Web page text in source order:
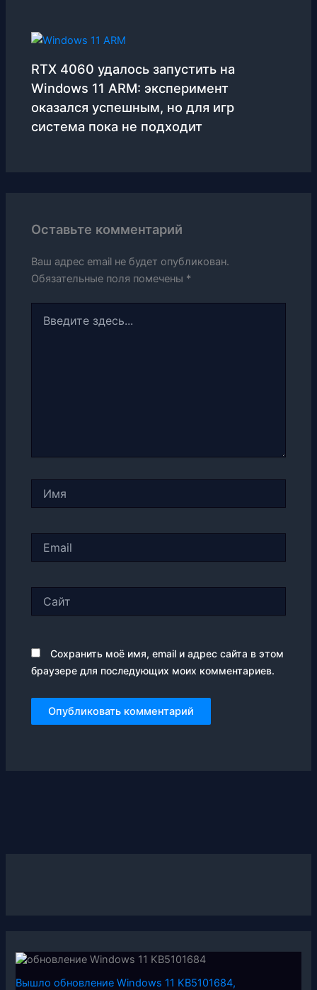
RTX 4060 удалось запустить на
Windows 11 ARM: эксперимент
оказался успешным, но для игр
система пока не подходит
Оставьте комментарий
Ваш адрес email не будет опубликован.
Обязательные поля помечены *
здесь...
Сохранить моё имя, email и адрес сайта в этом
браузере для последующих моих комментариев.
Вышло обновление Windows 11 KB5101684,